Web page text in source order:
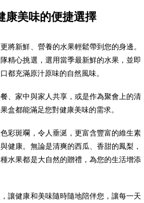
康美味的便捷選擇
將新鮮、營養的水果輕鬆帶到您的身邊。
精心挑選，選用當季最新鮮的水果，並即
都充滿原汁原味的自然風味。
、家中與家人共享，或是作為聚會上的清
盒都能滿足您對健康美味的需求。
彩斑斕，令人垂涎，更富含豐富的維生素
健康。無論是清爽的西瓜、香甜的鳳梨，
水果都是大自然的贈禮，為您的生活增添
讓健康和美味隨時隨地陪伴您，讓每一天